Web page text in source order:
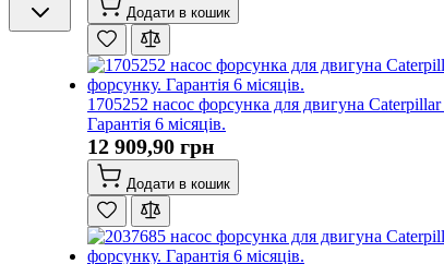
Додати в кошик
1705252 насос форсунка для двигуна
Гарантія 6 місяців.
12 909,90 грн
Додати в кошик